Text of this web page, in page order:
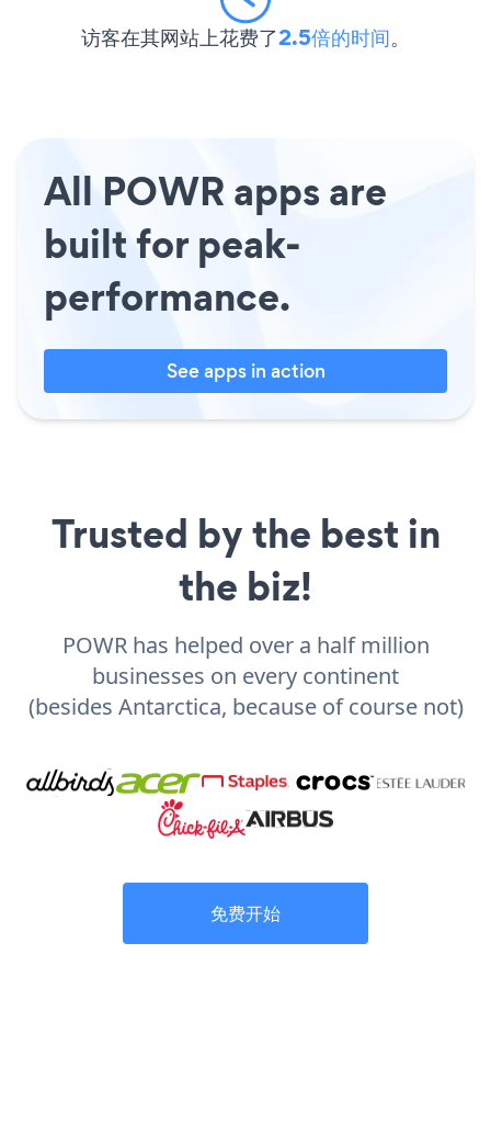
访客在其网站上花费了2.5倍的时间。
All POWR apps are
built for peak-
performance.
See apps in action
Trusted by the best in
the biz!
POWR has helped over a half million
businesses on every continent
(besides Antarctica, because of course not)
免费开始